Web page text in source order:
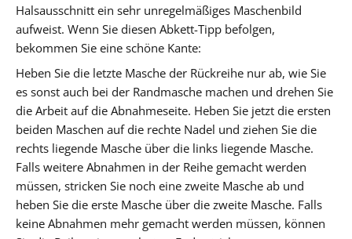
Halsausschnitt ein sehr unregelmäßiges Maschenbild
aufweist. Wenn Sie diesen Abkett-Tipp befolgen,
bekommen Sie eine schöne Kante:
Heben Sie die letzte Masche der Rückreihe nur ab, wie Sie
es sonst auch bei der Randmasche machen und drehen Sie
die Arbeit auf die Abnahmeseite. Heben Sie jetzt die ersten
beiden Maschen auf die rechte Nadel und ziehen Sie die
rechts liegende Masche über die links liegende Masche.
Falls weitere Abnahmen in der Reihe gemacht werden
müssen, stricken Sie noch eine zweite Masche ab und
heben Sie die erste Masche über die zweite Masche. Falls
keine Abnahmen mehr gemacht werden müssen, können